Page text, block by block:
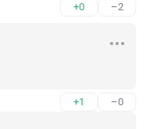
+0 –2
+1 –0